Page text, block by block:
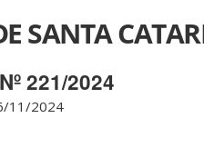
SANTA
221/2024
11/2024